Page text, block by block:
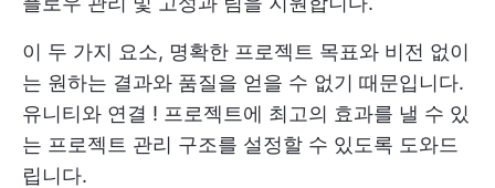
이 두 가지 요소, 명확한 프로젝트 목표와 비전 없이
는 원하는 결과와 품질을 얻을 수 없기 때문입니다.
유니티와 연결 ! 프로젝트에 최고의 효과를 낼 수 있
는 프로젝트 관리 구조를 설정할 수 있도록 도와드
립니다.